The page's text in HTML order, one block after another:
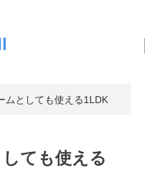
ムとしても使える1LDK
ても使える